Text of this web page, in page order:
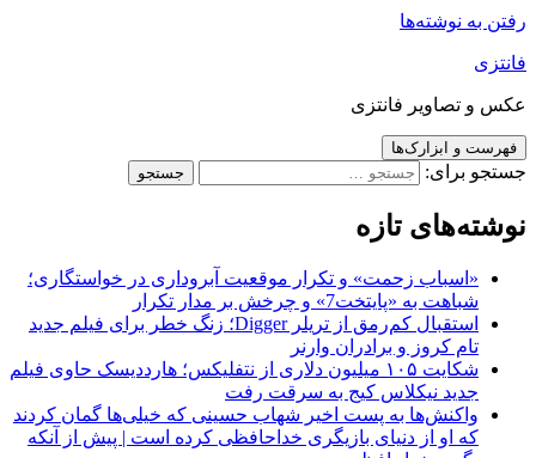
رفتن به نوشته‌ها
فانتزی
عکس و تصاویر فانتزی
فهرست و ابزارک‌ها
جستجو برای:
نوشته‌های تازه
«اسباب زحمت» و تکرار موقعیت آبروداری در خواستگاری؛
شباهت به «پایتخت7» و چرخش بر مدار تکرار
استقبال کم‌رمق از تریلر Digger؛ زنگ خطر برای فیلم جدید
تام کروز و برادران وارنر
شکایت ۱۰۵ میلیون دلاری از نتفلیکس؛ هارددیسک حاوی فیلم
جدید نیکلاس کیج به سرقت رفت
واکنش‌ها به پست اخیر شهاب حسینی که خیلی‌ها گمان کردند
که او از دنیای بازیگری خداحافظی کرده است | پیش از آنکه